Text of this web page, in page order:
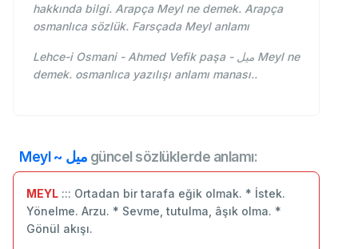
hakkında bilgi. Arapça Meyl ne demek. Arapça
osmanlıca sözlük. Farsçada Meyl anlamı
Lehce-i Osmani - Ahmed Vefik paşa - ميل Meyl ne
demek. osmanlıca yazılışı anlamı manası..
Meyl ~ ميل güncel sözlüklerde anlamı:
MEYL ::: Ortadan bir tarafa eğik olmak. * İstek.
Yönelme. Arzu. * Sevme, tutulma, âşık olma. *
Gönül akışı.